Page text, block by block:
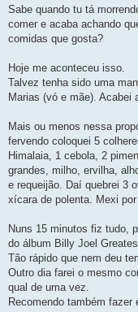
e
m
Sabe quando tu tá
comer e acaba achando
comidas que gosta?
Hoje me aconteceu isso.
Talvez tenha sido uma
Marias (vó e mãe). Acabei
Mais ou menos nessa
fervendo coloquei 5
Himalaia, 1 cebola, 2
grandes, milho, ervilha,
e requeijão. Daí quebrei 3
xícara de polenta. Mexi
Nuns 15 minutos fiz tudo,
do álbum Billy Joel
Tão rápido que nem deu
Outro dia farei o mesmo
qual de uma vez.
Recomendo também fazer